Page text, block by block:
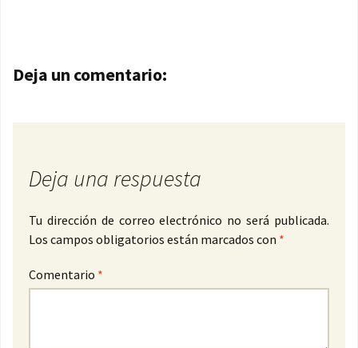
Navegación de entradas
Deja un comentario:
Deja una respuesta
Tu dirección de correo electrónico no será publicada.
Los campos obligatorios están marcados con *
Comentario *